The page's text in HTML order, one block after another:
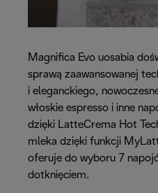
Magnifica Evo uosabia
sprawą zaawansowanej
i eleganckiego,
włoskie espresso i inne
dzięki LatteCrema Hot
mleka dzięki funkcji
oferuje do wyboru 7
dotknięciem.